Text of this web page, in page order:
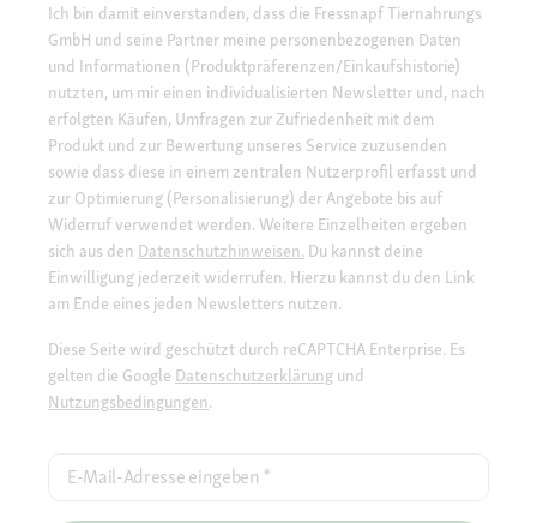
Ich bin damit einverstanden, dass die Fressnapf Tiernahrungs
GmbH und seine Partner meine personenbezogenen Daten
und Informationen (Produktpräferenzen/Einkaufshistorie)
nutzten, um mir einen individualisierten Newsletter und, nach
erfolgten Käufen, Umfragen zur Zufriedenheit mit dem
Produkt und zur Bewertung unseres Service zuzusenden
sowie dass diese in einem zentralen Nutzerprofil erfasst und
zur Optimierung (Personalisierung) der Angebote bis auf
Widerruf verwendet werden. Weitere Einzelheiten ergeben
sich aus den Datenschutzhinweisen. Du kannst deine
Einwilligung jederzeit widerrufen. Hierzu kannst du den Link
am Ende eines jeden Newsletters nutzen.
Diese Seite wird geschützt durch reCAPTCHA Enterprise. Es
gelten die Google Datenschutzerklärung und
Nutzungsbedingungen.
E-Mail-Adresse eingeben *